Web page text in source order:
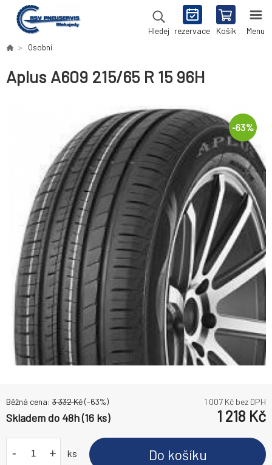
Hledej rezervace Košík Menu
Osobní
Aplus A609 215/65 R 15 96H
-63%
Běžná cena: 3 332Kč(-63%) 1 007 Kč bez DPH
Skladem do 48h (16 ks) 1 218 Kč
- + ks Do košíku